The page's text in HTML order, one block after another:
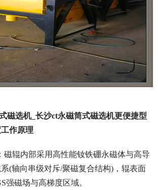
磁选机_长沙ct永磁筒式磁选机更便捷型
作原理
磁辊内部采用高性能钕铁硼永磁体与高导
(轴向串级对斥/聚磁复合结构)，辊表面
强磁场与高梯度区域。